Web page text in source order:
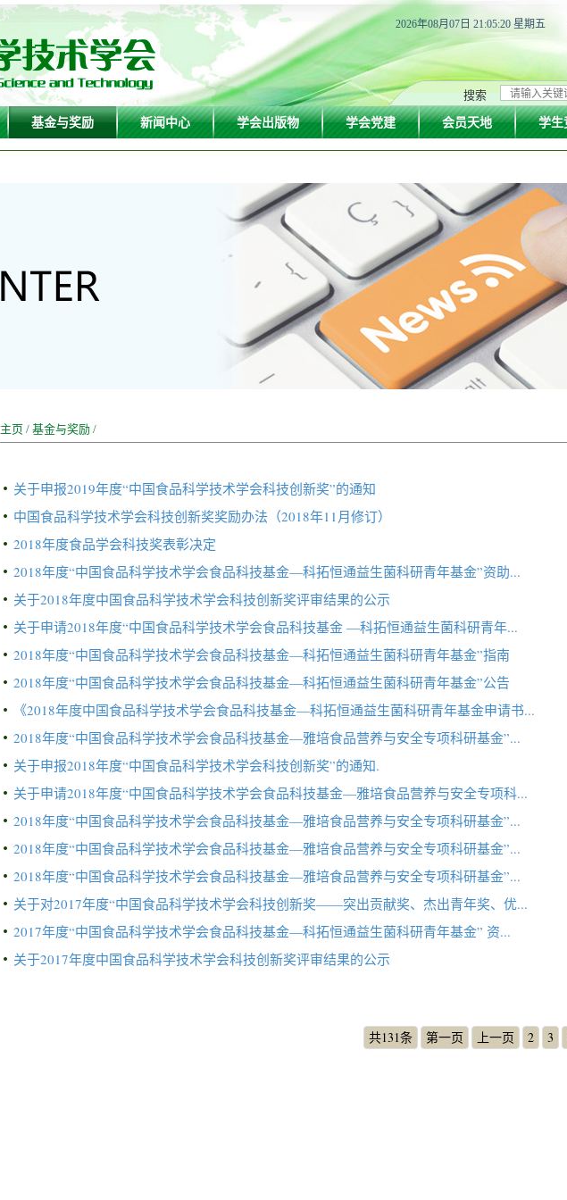
2026年08月07日 21:05:20 星期五
搜索
基金与奖励 新闻中心 学会出版物 学会党建 会员天地 学生
主页 / 基金与奖励 /
关于申报2019年度“中国食品科学技术学会科技创新奖”的通知
中国食品科学技术学会科技创新奖奖励办法（2018年11月修订）
2018年度食品学会科技奖表彰决定
2018年度“中国食品科学技术学会食品科技基金—科拓恒通益生菌科研青年基金”资助...
关于2018年度中国食品科学技术学会科技创新奖评审结果的公示
关于申请2018年度“中国食品科学技术学会食品科技基金 —科拓恒通益生菌科研青年...
2018年度“中国食品科学技术学会食品科技基金—科拓恒通益生菌科研青年基金”指南
2018年度“中国食品科学技术学会食品科技基金—科拓恒通益生菌科研青年基金”公告
《2018年度中国食品科学技术学会食品科技基金—科拓恒通益生菌科研青年基金申请书...
2018年度“中国食品科学技术学会食品科技基金—雅培食品营养与安全专项科研基金”...
关于申报2018年度“中国食品科学技术学会科技创新奖”的通知.
关于申请2018年度“中国食品科学技术学会食品科技基金—雅培食品营养与安全专项科...
2018年度“中国食品科学技术学会食品科技基金—雅培食品营养与安全专项科研基金”...
2018年度“中国食品科学技术学会食品科技基金—雅培食品营养与安全专项科研基金”...
2018年度“中国食品科学技术学会食品科技基金—雅培食品营养与安全专项科研基金”...
关于对2017年度“中国食品科学技术学会科技创新奖——突出贡献奖、杰出青年奖、优...
2017年度“中国食品科学技术学会食品科技基金—科拓恒通益生菌科研青年基金” 资...
关于2017年度中国食品科学技术学会科技创新奖评审结果的公示
共131条 第一页 上一页 2 3